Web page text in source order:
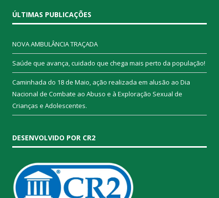
ÚLTIMAS PUBLICAÇÕES
NOVA AMBULÂNCIA TRAÇADA
Saúde que avança, cuidado que chega mais perto da população!
Caminhada do 18 de Maio, ação realizada em alusão ao Dia
Nacional de Combate ao Abuso e à Exploração Sexual de
Crianças e Adolescentes.
DESENVOLVIDO POR CR2